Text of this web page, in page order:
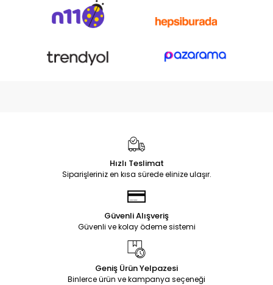
Hızlı Teslimat
Siparişleriniz en kısa sürede elinize ulaşır.
Güvenli Alışveriş
Güvenli ve kolay ödeme sistemi
Geniş Ürün Yelpazesi
Binlerce ürün ve kampanya seçeneği